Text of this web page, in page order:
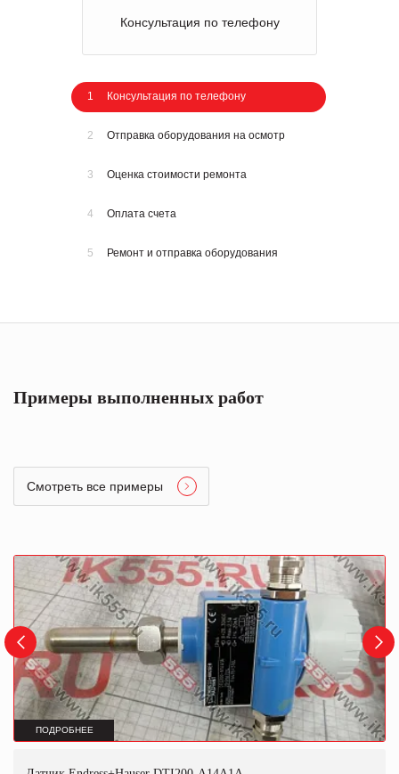
Отправка оборудования на осмотр
1 Консультация по телефону
2 Отправка оборудования на осмотр
3 Оценка стоимости ремонта
4 Оплата счета
5 Ремонт и отправка оборудования
Примеры выполненных работ
Смотреть все примеры
ПОДРОБНЕЕ